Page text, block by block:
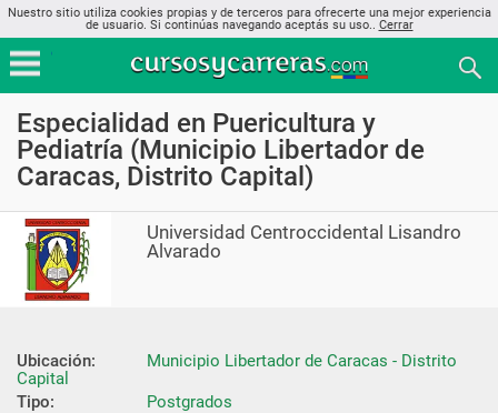
Nuestro sitio utiliza cookies propias y de terceros para ofrecerte una mejor experiencia
de usuario. Si continúas navegando aceptás su uso.. Cerrar
Especialidad en Puericultura y
Pediatría (Municipio Libertador de
Caracas, Distrito Capital)
Universidad Centroccidental Lisandro
Alvarado
Ubicación:
Municipio Libertador de Caracas - Distrito
Capital
Tipo:
Postgrados